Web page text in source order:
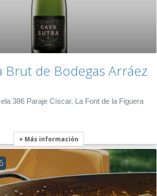
Brut de Bodegas Arráez
386 Paraje Císcar, La Font de la Figuera
+ Más información